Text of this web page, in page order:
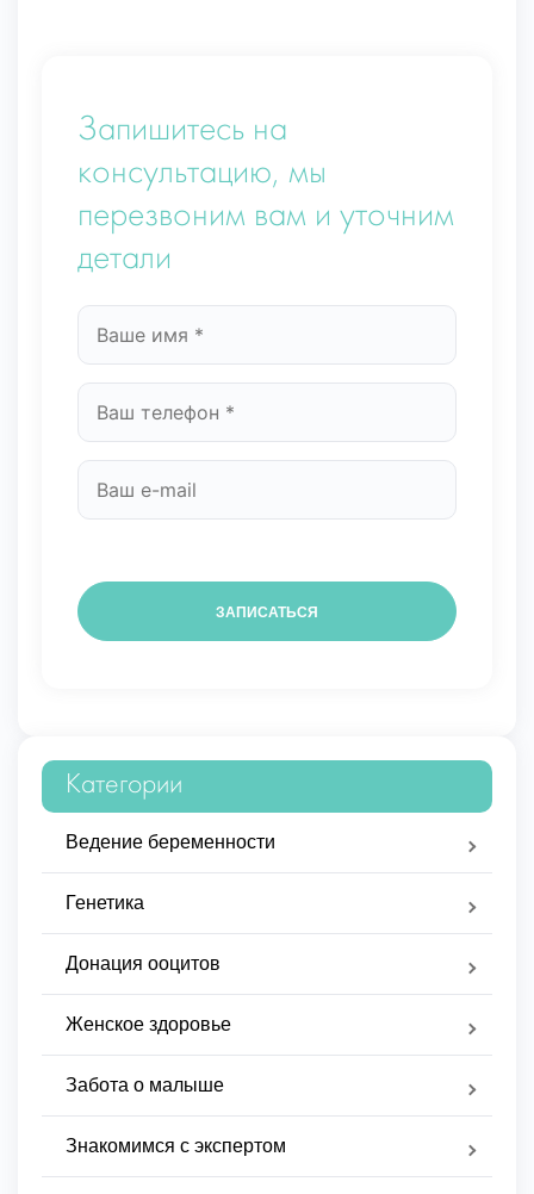
Запишитесь на
консультацию, мы
перезвоним вам и уточним
детали
Категории
Ведение беременности
Генетика
Донация ооцитов
Женское здоровье
Забота о малыше
Знакомимся с экспертом